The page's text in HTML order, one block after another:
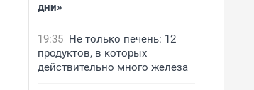
дни»
19:35 Не только печень: 12
продуктов, в которых
действительно много железа